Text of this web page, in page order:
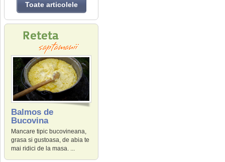
Toate articolele
Balmos de
Bucovina
Mancare tipic bucovineana,
grasa si gustoasa, de abia te
mai ridici de la masa. ...